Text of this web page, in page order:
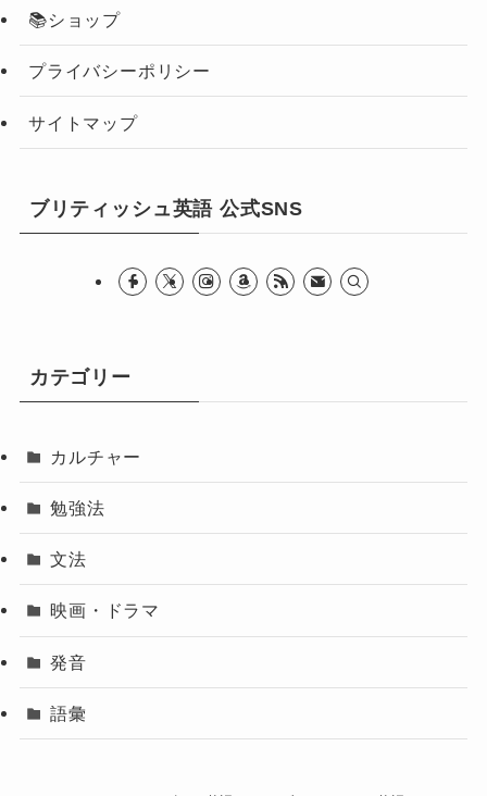
📚ショップ
プライバシーポリシー
サイトマップ
ブリティッシュ英語 公式SNS
カテゴリー
カルチャー
勉強法
文法
映画・ドラマ
発音
語彙